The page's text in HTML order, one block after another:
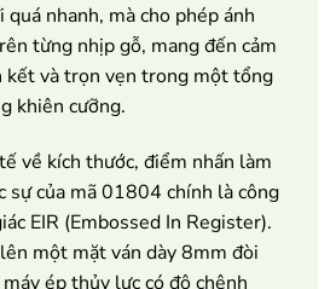
nhanh, mà cho phép ánh
từng nhịp gỗ, mang đến cảm
kết và trọn vẹn trong một tổng
khiên cưỡng.
về kích thước, điểm nhấn làm
sự của mã 01804 chính là công
EIR (Embossed In Register).
một mặt ván dày 8mm đòi
ép thủy lực có độ chênh